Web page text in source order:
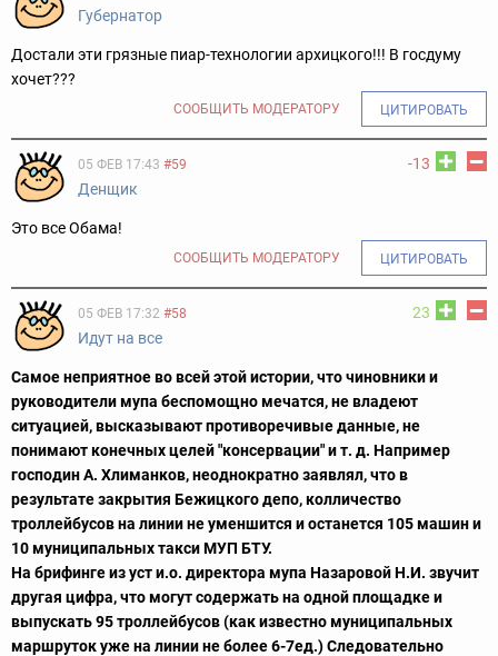
Губернатор
Достали эти грязные пиар-технологии архицкого!!! В госдуму
хочет???
СООБЩИТЬ МОДЕРАТОРУ ЦИТИРОВАТЬ
-13
05 ФЕВ 17:43 #59
Денщик
Это все Обама!
СООБЩИТЬ МОДЕРАТОРУ ЦИТИРОВАТЬ
23
05 ФЕВ 17:32 #58
Идут на все
Самое неприятное во всей этой истории, что чиновники и
руководители мупа беспомощно мечатся, не владеют
ситуацией, высказывают противоречивые данные, не
понимают конечных целей "консервации" и т. д. Например
господин А. Хлиманков, неоднократно заявлял, что в
результате закрытия Бежицкого депо, колличество
троллейбусов на линии не уменшится и останется 105 машин и
10 муниципальных такси МУП БТУ.
На брифинге из уст и.о. директора мупа Назаровой Н.И. звучит
другая цифра, что могут содержать на одной площадке и
выпускать 95 троллейбусов (как известно муниципальных
маршруток уже на линии не более 6-7ед.) Следовательно